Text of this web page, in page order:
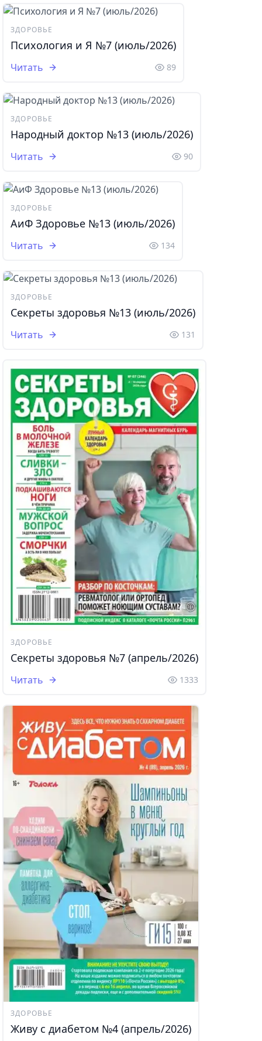
ЗДОРОВЬЕ
Психология и Я №7 (июль/2026)
Читать 89
ЗДОРОВЬЕ
Народный доктор №13 (июль/2026)
Читать 90
ЗДОРОВЬЕ
АиФ Здоровье №13 (июль/2026)
Читать 134
ЗДОРОВЬЕ
Секреты здоровья №13 (июль/2026)
Читать 131
ЗДОРОВЬЕ
Секреты здоровья №7 (апрель/2026)
Читать 1333
ЗДОРОВЬЕ
Живу с диабетом №4 (апрель/2026)